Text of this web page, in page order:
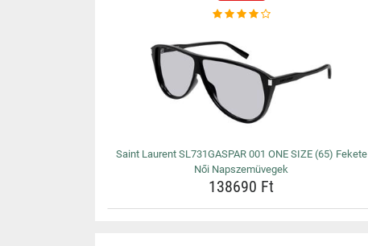
Saint Laurent SL731GASPAR 001 ONE SIZE (65) Fekete
Női Napszemüvegek
138690 Ft